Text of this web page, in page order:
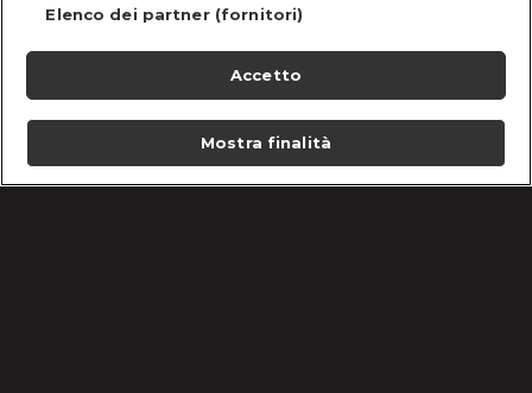
Elenco dei partner (fornitori)
Accetto
Mostra finalità